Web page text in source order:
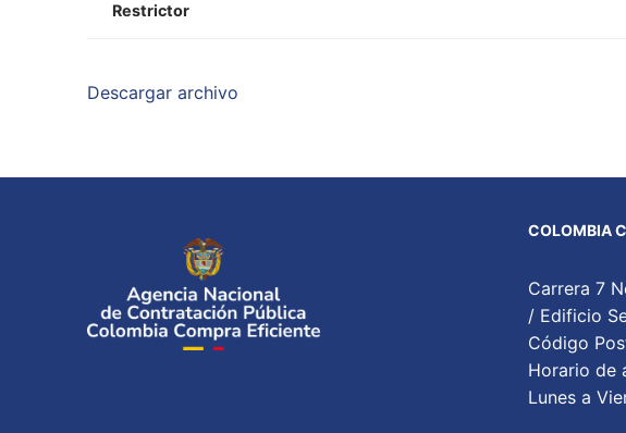
Restrictor
Descargar archivo
COLOMBIA
Carrera 7
/ Edificio
Código
Horario de
Lunes a